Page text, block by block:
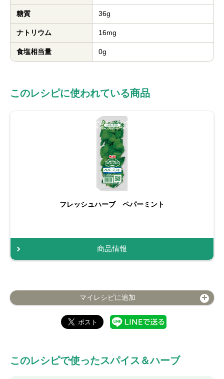
糖質 36g
ナトリウム 16mg
食塩相当量 0g
このレシピに使われている商品
フレッシュハーブ ペパーミント
商品情報
マイレシピに追加
このレシピで使ったスパイス＆ハーブ